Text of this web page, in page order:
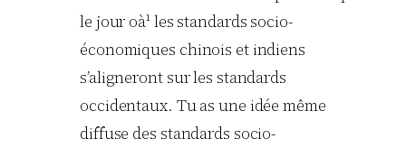
le jour oà¹ les standards socio-
économiques chinois et indiens
s’aligneront sur les standards
occidentaux. Tu as une idée même
diffuse des standards socio-